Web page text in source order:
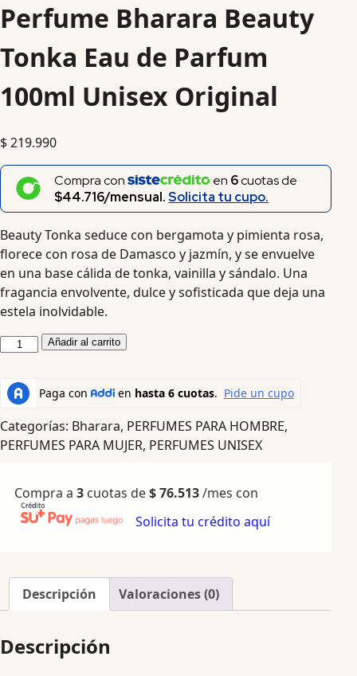
Perfume Bharara Beauty
Tonka Eau de Parfum
100ml Unisex Original
$219.990
Compra con en 6cuotas de
$44.716/mensual.Solicita tu cupo.
Beauty Tonka seduce con bergamota y pimienta rosa,
florece con rosa de Damasco y jazmín, y se envuelve
en una base cálida de tonka, vainilla y sándalo. Una
fragancia envolvente, dulce y sofisticada que deja una
estela inolvidable.
Añadir al carrito
Categorías: Bharara, PERFUMES PARA HOMBRE,
PERFUMES PARA MUJER, PERFUMES UNISEX
Compra a 3 cuotas de$76.513/mes con
Solicita tu crédito aquí
Descripción Valoraciones (0)
Descripción